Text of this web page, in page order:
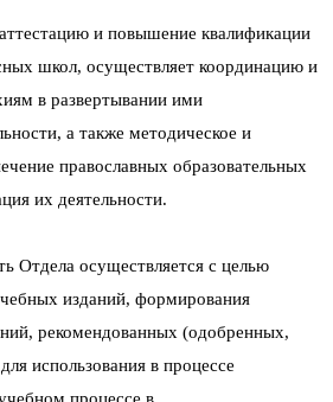
и повышение квалификации
школ, осуществляет координацию и
в развертывании ими
а также методическое и
православных образовательных
их деятельности.
Отдела осуществляется с целью
изданий, формирования
рекомендованных (одобренных,
использования в процессе